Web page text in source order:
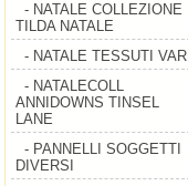
- NATALE COLLEZIONE
TILDA NATALE
- NATALE TESSUTI VARI
- NATALECOLL
ANNIDOWNS TINSEL
LANE
- PANNELLI SOGGETTI
DIVERSI